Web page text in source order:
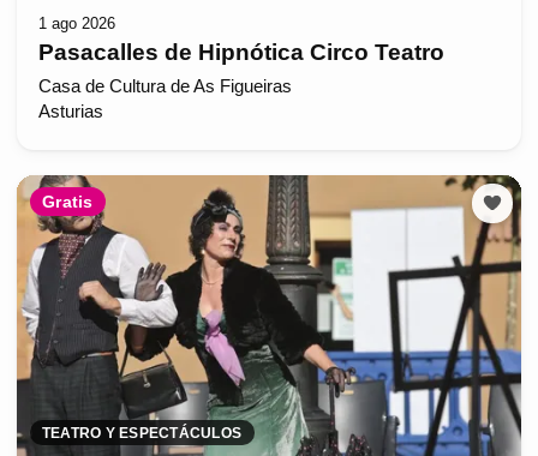
1 ago 2026
Pasacalles de Hipnótica Circo Teatro
Casa de Cultura de As Figueiras
Asturias
Gratis
TEATRO Y ESPECTÁCULOS